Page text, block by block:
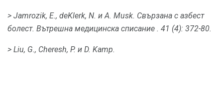
> Jamrozik, Е., deKlerk, N. и A. Musk. Свързана с азбест
болест. Вътрешна медицинска списание . 41 (4): 372-80.
> Liu, G., Cheresh, P. и D. Kamp.